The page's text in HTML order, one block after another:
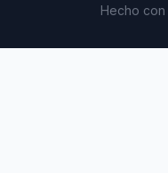
Hecho con